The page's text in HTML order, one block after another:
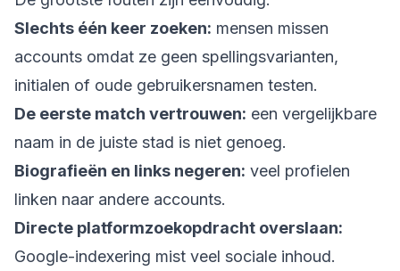
Slechts één keer zoeken: mensen missen
accounts omdat ze geen spellingsvarianten,
initialen of oude gebruikersnamen testen.
De eerste match vertrouwen: een vergelijkbare
naam in de juiste stad is niet genoeg.
Biografieën en links negeren: veel profielen
linken naar andere accounts.
Directe platformzoekopdracht overslaan:
Google-indexering mist veel sociale inhoud.